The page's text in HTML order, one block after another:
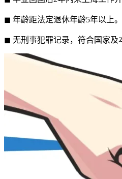
◼ 年龄距法定退休年龄5年以上。
◼ 无刑事犯罪记录，符合国家及